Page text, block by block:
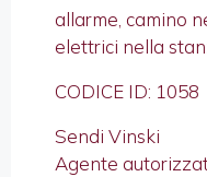
allarme, camino
elettrici nella
CODICE ID: 1058
Sendi Vinski
Agente